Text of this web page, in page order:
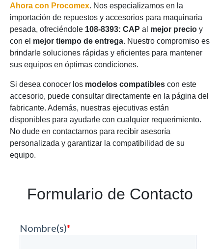
Ahora con Procomex. Nos especializamos en la
importación de repuestos y accesorios para maquinaria
pesada, ofreciéndole 108-8393: CAP al mejor precio y
con el mejor tiempo de entrega. Nuestro compromiso es
brindarle soluciones rápidas y eficientes para mantener
sus equipos en óptimas condiciones.
Si desea conocer los modelos compatibles con este
accesorio, puede consultar directamente en la página del
fabricante. Además, nuestras ejecutivas están
disponibles para ayudarle con cualquier requerimiento.
No dude en contactarnos para recibir asesoría
personalizada y garantizar la compatibilidad de su
equipo.
Formulario de Contacto